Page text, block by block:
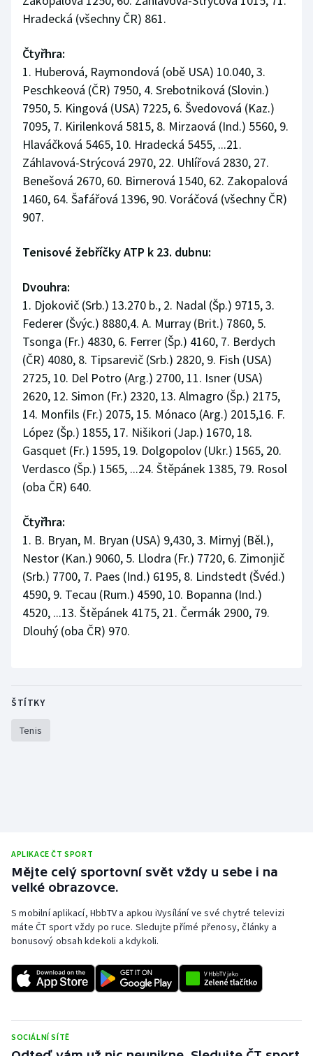
Hradecká (všechny ČR) 861.
Čtyřhra:
1. Huberová, Raymondová (obě USA) 10.040, 3.
Peschkeová (ČR) 7950, 4. Srebotniková (Slovin.)
7950, 5. Kingová (USA) 7225, 6. Švedovová (Kaz.)
7095, 7. Kirilenková 5815, 8. Mirzaová (Ind.) 5560, 9.
Hlaváčková 5465, 10. Hradecká 5455, ...21.
Záhlavová-Strýcová 2970, 22. Uhlířová 2830, 27.
Benešová 2670, 60. Birnerová 1540, 62. Zakopalová
1460, 64. Šafářová 1396, 90. Voráčová (všechny ČR)
907.
Tenisové žebříčky ATP k 23. dubnu:
Dvouhra:
1. Djokovič (Srb.) 13.270 b., 2. Nadal (Šp.) 9715, 3.
Federer (Švýc.) 8880,4. A. Murray (Brit.) 7860, 5.
Tsonga (Fr.) 4830, 6. Ferrer (Šp.) 4160, 7. Berdych
(ČR) 4080, 8. Tipsarevič (Srb.) 2820, 9. Fish (USA)
2725, 10. Del Potro (Arg.) 2700, 11. Isner (USA)
2620, 12. Simon (Fr.) 2320, 13. Almagro (Šp.) 2175,
14. Monfils (Fr.) 2075, 15. Mónaco (Arg.) 2015,16. F.
López (Šp.) 1855, 17. Nišikori (Jap.) 1670, 18.
Gasquet (Fr.) 1595, 19. Dolgopolov (Ukr.) 1565, 20.
Verdasco (Šp.) 1565, ...24. Štěpánek 1385, 79. Rosol
(oba ČR) 640.
Čtyřhra:
1. B. Bryan, M. Bryan (USA) 9,430, 3. Mirnyj (Běl.),
Nestor (Kan.) 9060, 5. Llodra (Fr.) 7720, 6. Zimonjič
(Srb.) 7700, 7. Paes (Ind.) 6195, 8. Lindstedt (Švéd.)
4590, 9. Tecau (Rum.) 4590, 10. Bopanna (Ind.)
4520, ...13. Štěpánek 4175, 21. Čermák 2900, 79.
Dlouhý (oba ČR) 970.
ŠTÍTKY
Tenis
APLIKACE ČT SPORT
Mějte celý sportovní svět vždy u sebe i na
velké obrazovce.
S mobilní aplikací, HbbTV a apkou iVysílání ve své chytré televizi
máte ČT sport vždy po ruce. Sledujte přímé přenosy, články a
bonusový obsah kdekoli a kdykoli.
SOCIÁLNÍ SÍTĚ